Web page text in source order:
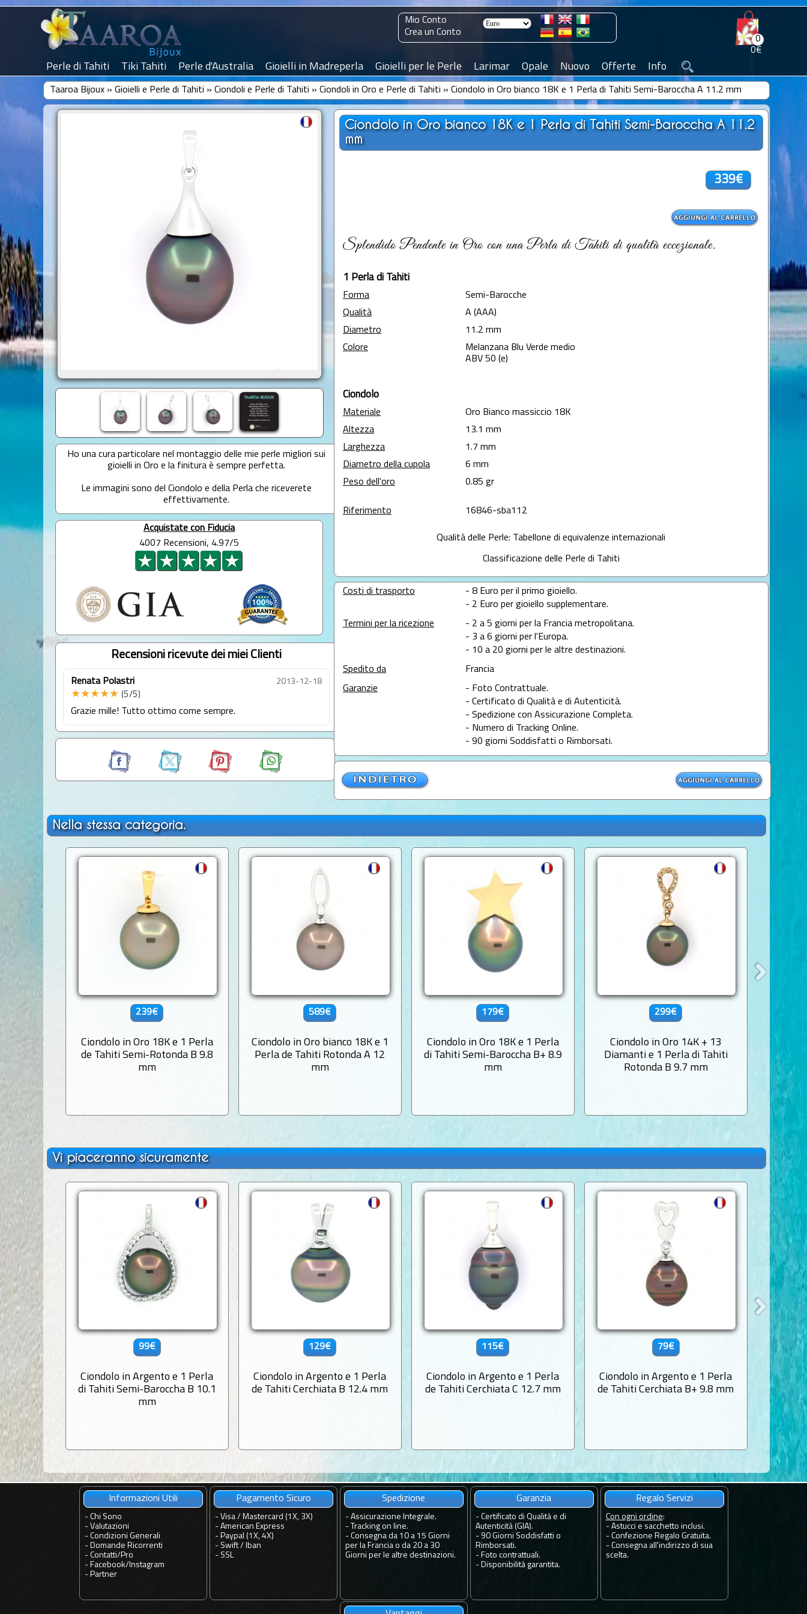
0
0€
Mio Conto
Crea un Conto
Perle di Tahiti Tiki Tahiti Perle d'Australia Gioielli in Madreperla Gioielli per le Perle Larimar Opale Nuovo Offerte Info
Taaroa Bijoux» Gioielli e Perle di Tahiti » Ciondoli e Perle di Tahiti » Ciondoli in Oro e Perle di Tahiti » Ciondolo in Oro bianco 18K e 1 Perla di Tahiti Semi-Baroccha A 11.2 mm
Ho una cura particolare nel montaggio delle mie perle migliori sui
gioielli in Oro e la finitura è sempre perfetta.
Le immagini sono del Ciondolo e della Perla che riceverete
effettivamente.
Acquistate con Fiducia
4007 Recensioni, 4.97/5
Recensioni ricevute dei miei Clienti
Renata Polastri 2013-12-18
★★★★★ (5/5)
Grazie mille! Tutto ottimo come sempre.
Ciondolo in Oro bianco 18K e 1 Perla di Tahiti Semi-Baroccha A 11.2
mm
339€
Splendido Pendente in Oro con una Perla di Tahiti di qualità eccezionale.
1 Perla di Tahiti
Forma
Semi-Barocche
Qualità
A (AAA)
Diametro
11.2 mm
Colore
Melanzana Blu Verde medio
ABV 50 (e)
Ciondolo
Materiale
Oro Bianco massiccio 18K
Altezza
13.1 mm
Larghezza
1.7 mm
Diametro della cupola
6 mm
Peso dell'oro
0.85 gr
Riferimento 16846-sba112
Qualità delle Perle: Tabellone di equivalenze internazionali
Classificazione delle Perle di Tahiti
Costi di trasporto
- 8 Euro per il primo gioiello.
- 2 Euro per gioiello supplementare.
Termini per la ricezione
- 2 a 5 giorni per la Francia metropolitana.
- 3 a 6 giorni per l'Europa.
- 10 a 20 giorni per le altre destinazioni.
Spedito da
Francia
Garanzie
- Foto Contrattuale.
- Certificato di Qualità e di Autenticità.
- Spedizione con Assicurazione Completa.
- Numero di Tracking Online.
- 90 giorni Soddisfatti o Rimborsati.
Nella stessa categoria.
239€
Ciondolo in Oro 18K e 1 Perla
de Tahiti Semi-Rotonda B 9.8
mm
589€
Ciondolo in Oro bianco 18K e 1
Perla de Tahiti Rotonda A 12
mm
179€
Ciondolo in Oro 18K e 1 Perla
di Tahiti Semi-Baroccha B+ 8.9
mm
299€
Ciondolo in Oro 14K + 13
Diamanti e 1 Perla di Tahiti
Rotonda B 9.7 mm
Vi piaceranno sicuramente
99€
Ciondolo in Argento e 1 Perla
di Tahiti Semi-Baroccha B 10.1
mm
129€
Ciondolo in Argento e 1 Perla
de Tahiti Cerchiata B 12.4 mm
115€
Ciondolo in Argento e 1 Perla
de Tahiti Cerchiata C 12.7 mm
79€
Ciondolo in Argento e 1 Perla
de Tahiti Cerchiata B+ 9.8 mm
di
Informazioni Utili
- Chi Sono
- Valutazioni
- Condizioni Generali
- Domande Ricorrenti
- Contatti/ Pro
- Facebook/ Instagram
- Partner
Pagamento Sicuro
- Visa / Mastercard (1X, 3X)
- American Express
- Paypal (1X, 4X)
- Swift / Iban
- SSL
Spedizione
- Assicurazione Integrale.
- Tracking on line.
- Consegna da 10 a 15 Giorni
per la Francia o da 20 a 30
Giorni per le altre destinazioni.
Garanzia
- Certificato di Qualità e di
Autenticità (GIA).
- 90 Giorni Soddisfatti o
Rimborsati.
- Foto contrattuali.
- Disponibilità garantita.
Regalo Servizi
Con ogni ordine:
- Astucci e sacchetto inclusi.
- Confezione Regalo Gratuita.
- Consegna all'indirizzo di sua
scelta.